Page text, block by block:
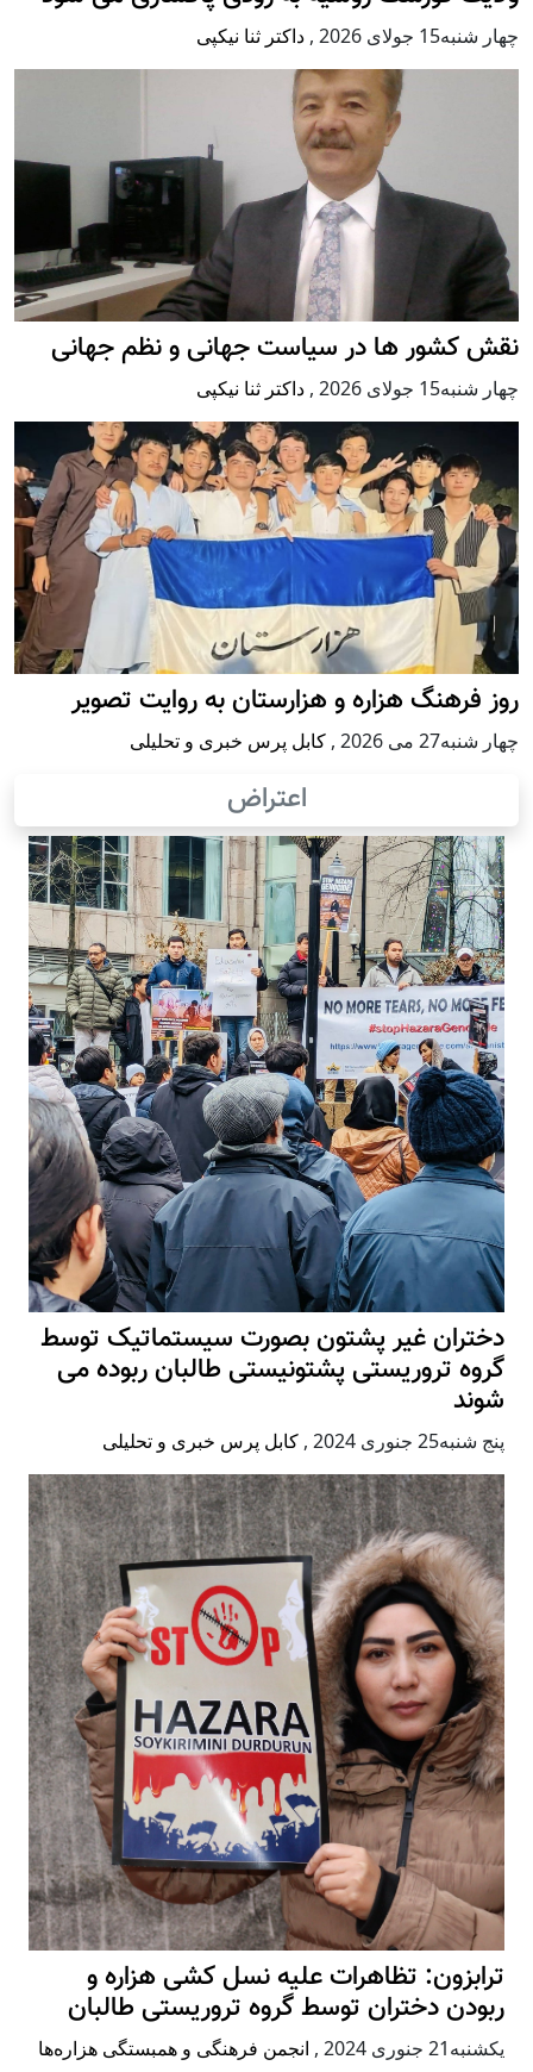
چهار شنبه15 جولای 2026 , داکتر ثنا نیکپی
نقش کشور ها در سیاست جهانی و نظم جهانی
چهار شنبه15 جولای 2026 , داکتر ثنا نیکپی
روز فرهنگ هزاره و هزارستان به روایت تصویر
چهار شنبه27 می 2026 , کابل پرس خبری و تحلیلی
اعتراض
دختران غیر پشتون بصورت سیستماتیک توسط
گروه تروریستی پشتونیستی طالبان ربوده می
شوند
پنج شنبه25 جنوری 2024 , کابل پرس خبری و تحلیلی
ترابزون: تظاهرات علیه نسل کشی هزاره و
ربودن دختران توسط گروه تروریستی طالبان
يكشنبه21 جنوری 2024 , انجمن فرهنگی و همبستگی هزاره‌ها